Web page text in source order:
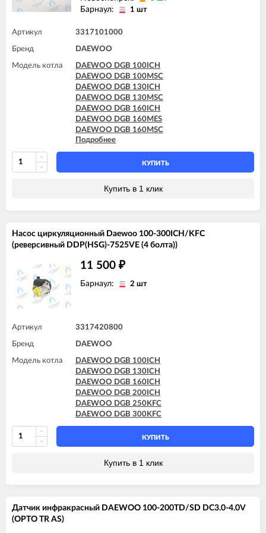
Барнаул: 1 шт
Артикул 3317101000
Бренд DAEWOO
Модель котла
DAEWOO DGB 100ICH
DAEWOO DGB 100MSC
DAEWOO DGB 130ICH
DAEWOO DGB 130MSC
DAEWOO DGB 160ICH
DAEWOO DGB 160MES
DAEWOO DGB 160MSC
DAEWOO DGB 200ICH
DAEWOO DGB 200MES
DAEWOO DGB 200MSC
DAEWOO DGB 250MES
DAEWOO DGB 350MES
Подробнее
КУПИТЬ
Купить в 1 клик
Насос циркуляционный Daewoo 100-300ICH/KFC
(реверсивный DDP(HSG)-7525VE (4 болта))
11 500 ₽
Барнаул: 2 шт
Артикул 3317420800
Бренд DAEWOO
Модель котла
DAEWOO DGB 100ICH
DAEWOO DGB 130ICH
DAEWOO DGB 160ICH
DAEWOO DGB 200ICH
DAEWOO DGB 250KFC
DAEWOO DGB 300KFC
КУПИТЬ
Купить в 1 клик
Датчик инфракрасный DAEWOO 100-200TD/SD DC3.0-4.0V
(OPTO TR AS)